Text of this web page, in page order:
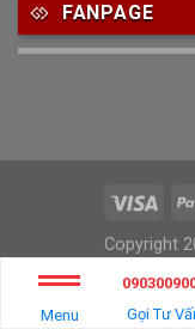
FANPAGE
Copyright
Tư vấn và thiết
Menu
Gọi Tư